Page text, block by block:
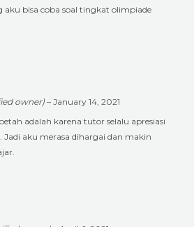
aku bisa coba soal tingkat olimpiade
owner)– January 14, 2021
adalah karena tutor selalu apresiasi
Jadi aku merasa dihargai dan makin